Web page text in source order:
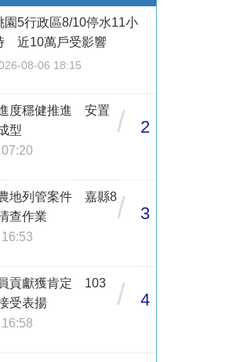
園5行政區8/10停水11小
近10萬戶受影響
08-06 18:15
度穩健推進 安置
型
/ 2
地列管案件 嘉縣8
查作業
/ 3
貢獻獲肯定 103
受表揚
/ 4